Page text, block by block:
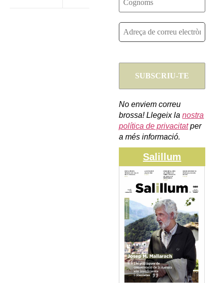
No enviem correu
brossa! Llegeix lanostra
política de privacitatper
a més informació.
Salillum